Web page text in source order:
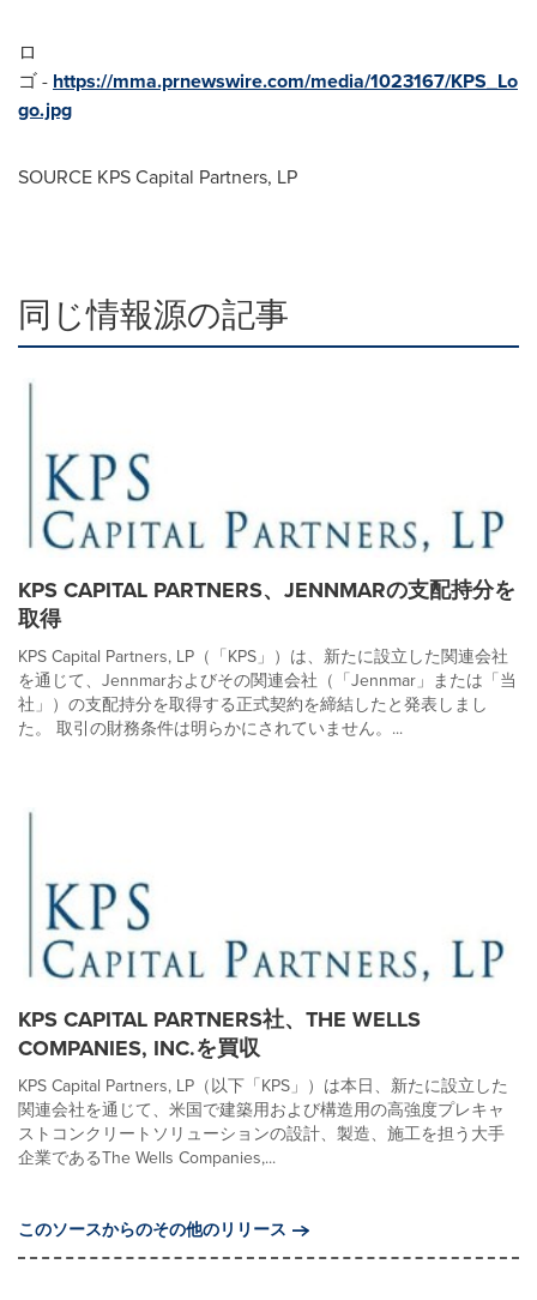
ロ
ゴ - https://mma.prnewswire.com/media/1023167/KPS_Lo
go.jpg
SOURCE KPS Capital Partners, LP
同じ情報源の記事
KPS CAPITAL PARTNERS、JENNMARの支配持分を
取得
KPS Capital Partners, LP（「KPS」）は、新たに設立した関連会社
を通じて、Jennmarおよびその関連会社（「Jennmar」または「当
社」）の支配持分を取得する正式契約を締結したと発表しまし
た。 取引の財務条件は明らかにされていません。...
KPS CAPITAL PARTNERS社、THE WELLS
COMPANIES, INC.を買収
KPS Capital Partners, LP（以下「KPS」）は本日、新たに設立した
関連会社を通じて、米国で建築用および構造用の高強度プレキャ
ストコンクリートソリューションの設計、製造、施工を担う大手
企業であるThe Wells Companies,...
このソースからのその他のリリース